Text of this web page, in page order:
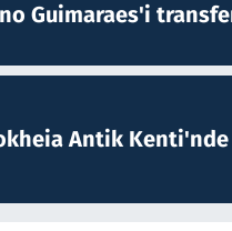
Guimaraes'i
Antik Kenti'nde